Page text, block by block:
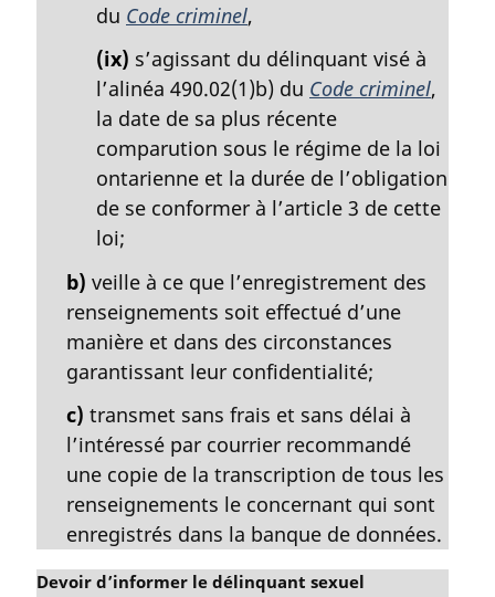
du Code criminel,
(ix) s’agissant du délinquant visé à
l’alinéa 490.02(1)b) du Code criminel,
la date de sa plus récente
comparution sous le régime de la loi
ontarienne et la durée de l’obligation
de se conformer à l’article 3 de cette
loi;
b) veille à ce que l’enregistrement des
renseignements soit effectué d’une
manière et dans des circonstances
garantissant leur confidentialité;
c) transmet sans frais et sans délai à
l’intéressé par courrier recommandé
une copie de la transcription de tous les
renseignements le concernant qui sont
enregistrés dans la banque de données.
N
Devoir d’informer le délinquant sexuel